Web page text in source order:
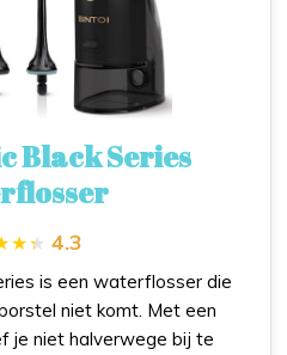
Black Series
4.3
is een waterflosser die
niet komt. Met een
je niet halverwege bij te